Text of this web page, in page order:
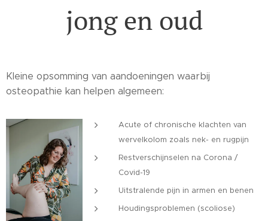
jong en oud
Kleine opsomming van aandoeningen waarbij
osteopathie kan helpen algemeen:
Acute of chronische klachten van
wervelkolom zoals nek- en rugpijn
Restverschijnselen na Corona /
Covid-19
Uitstralende pijn in armen en benen
Houdingsproblemen (scoliose)